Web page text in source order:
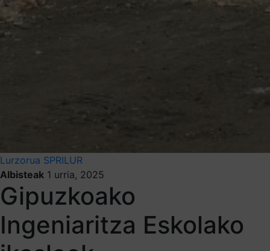
Lurzorua SPRILUR
Albisteak 1 urria, 2025
Gipuzkoako
Ingeniaritza Eskolako